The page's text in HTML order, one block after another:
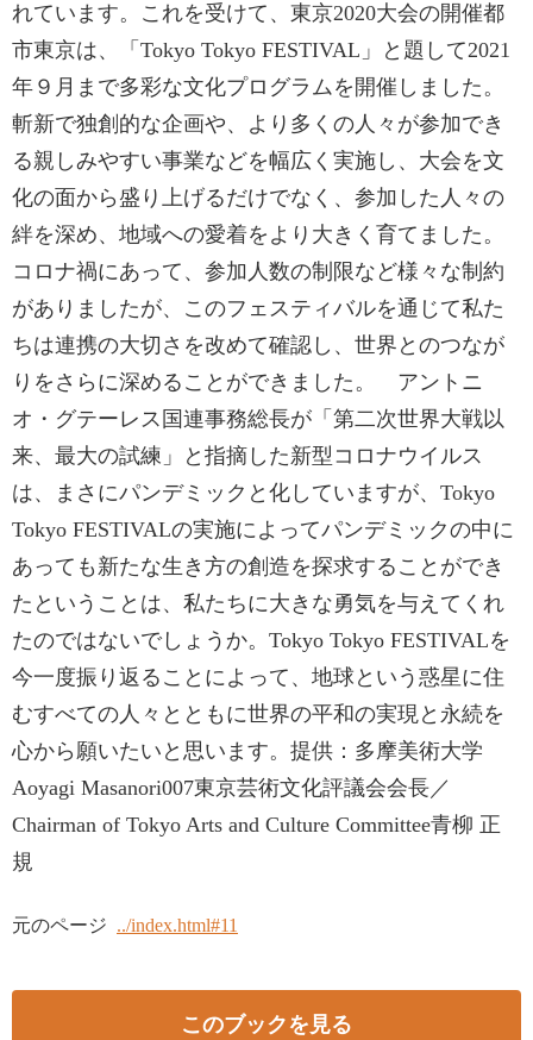
れています。これを受けて、東京2020大会の開催都
市東京は、「Tokyo Tokyo FESTIVAL」と題して2021
年９月まで多彩な文化プログラムを開催しました。
斬新で独創的な企画や、より多くの人々が参加でき
る親しみやすい事業などを幅広く実施し、大会を文
化の面から盛り上げるだけでなく、参加した人々の
絆を深め、地域への愛着をより大きく育てました。
コロナ禍にあって、参加人数の制限など様々な制約
がありましたが、このフェスティバルを通じて私た
ちは連携の大切さを改めて確認し、世界とのつなが
りをさらに深めることができました。 アントニ
オ・グテーレス国連事務総長が「第二次世界大戦以
来、最大の試練」と指摘した新型コロナウイルス
は、まさにパンデミックと化していますが、Tokyo
Tokyo FESTIVALの実施によってパンデミックの中に
あっても新たな生き方の創造を探求することができ
たということは、私たちに大きな勇気を与えてくれ
たのではないでしょうか。Tokyo Tokyo FESTIVALを
今一度振り返ることによって、地球という惑星に住
むすべての人々とともに世界の平和の実現と永続を
心から願いたいと思います。提供：多摩美術大学
Aoyagi Masanori007東京芸術文化評議会会長／
Chairman of Tokyo Arts and Culture Committee青柳 正
規
元のページ ../index.html#11
このブックを見る